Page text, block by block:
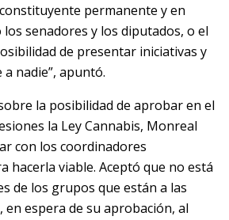
permanente y en
senadores y los diputados, o el
de presentar iniciativas y
nadie”, apuntó.
la posibilidad de aprobar en el
la Ley Cannabis, Monreal
con los coordinadores
hacerla viable. Aceptó que no está
de los grupos que están a las
en espera de su aprobación, al